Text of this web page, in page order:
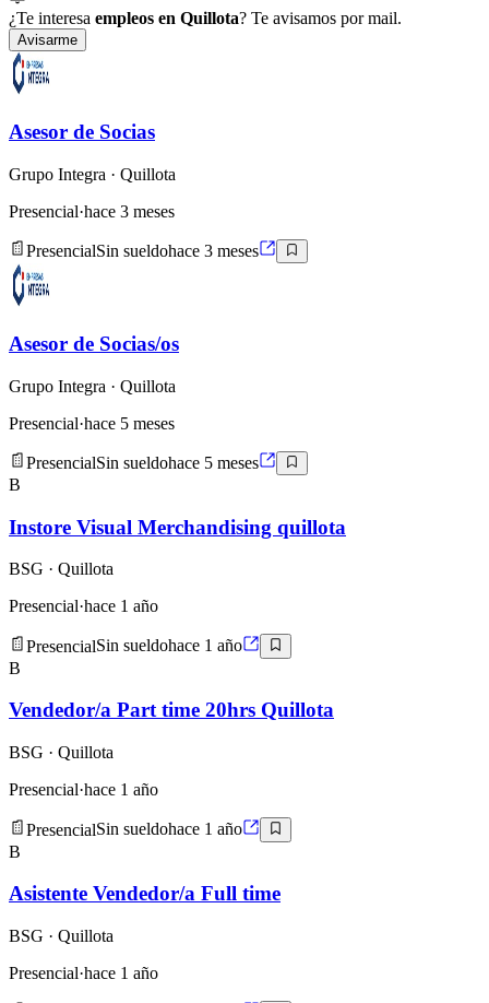
¿Te interesa empleos en Quillota? Te avisamos por mail.
Avisarme
Asesor de Socias
Grupo Integra · Quillota
Presencial·hace 3 meses
PresencialSin sueldohace 3 meses
Asesor de Socias/os
Grupo Integra · Quillota
Presencial·hace 5 meses
PresencialSin sueldohace 5 meses
B
Instore Visual Merchandising quillota
BSG · Quillota
Presencial·hace 1 año
PresencialSin sueldohace 1 año
B
Vendedor/a Part time 20hrs Quillota
BSG · Quillota
Presencial·hace 1 año
PresencialSin sueldohace 1 año
B
Asistente Vendedor/a Full time
BSG · Quillota
Presencial·hace 1 año